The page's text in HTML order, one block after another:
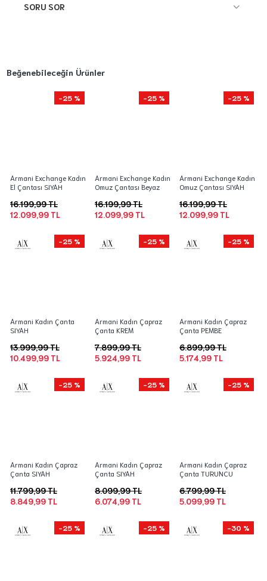
SORU SOR
Beğenebileceğin Ürünler
-25 %
Armani Exchange Kadın
El Çantası SIYAH
12.099,99 TL
16.199,99 TL
-25 %
Armani Exchange Kadın
Omuz Çantası Beyaz
12.099,99 TL
16.199,99 TL
-25 %
Armani Exchange Kadın
Omuz Çantası SIYAH
12.099,99 TL
16.199,99 TL
-25 %
Armani Kadın Çanta
SIYAH
10.499,99 TL
13.999,99 TL
-25 %
Armani Kadın Çapraz
Çanta KREM
5.924,99 TL
7.899,99 TL
-25 %
Armani Kadın Çapraz
Çanta PEMBE
5.174,99 TL
6.899,99 TL
-25 %
Armani Kadın Çapraz
Çanta SIYAH
8.849,99 TL
11.799,99 TL
-25 %
Armani Kadın Çapraz
Çanta SIYAH
6.074,99 TL
8.099,99 TL
-25 %
Armani Kadın Çapraz
Çanta TURUNCU
5.099,99 TL
6.799,99 TL
-25 % -25 % -30 %